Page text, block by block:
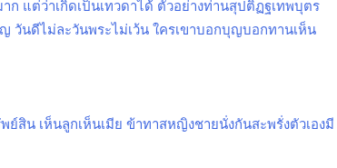
ก แต่ว่าเกิดเป็นเทวดาได้ ตัวอย่างท่านสุปติฏฐเทพบุตร
นดีไม่ละวันพระไม่เว้น ใครเขาบอกบุญบอกทานเห็น
ย์สิน เห็นลูกเห็นเมีย ข้าทาสหญิงชายนั่งกันสะพรั่งตัวเองมี